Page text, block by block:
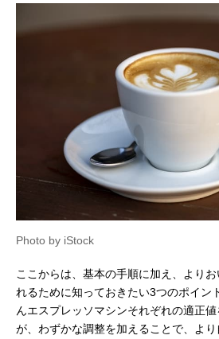
Photo by iStock
ここからは、基本の手順に加え、より
れるために知っておきたい3つのポイン
んエスプレッソマシンそれぞれの適正
が、わずかな調整を加えることで、よ